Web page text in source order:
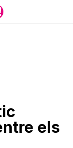
els